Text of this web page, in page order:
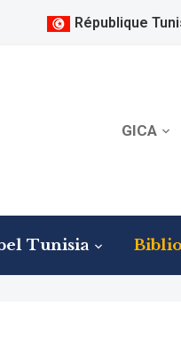
République
GICA
Tunisia